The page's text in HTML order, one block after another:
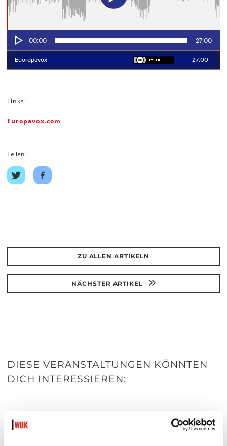
Links:
Europavox.com
Teilen:
Auf
Twitter
Auf
Facebook
ZU ALLEN ARTIKELN
NÄCHSTER ARTIKEL
DIESE VERANSTALTUNGEN KÖNNTEN
DICH INTERESSIEREN: